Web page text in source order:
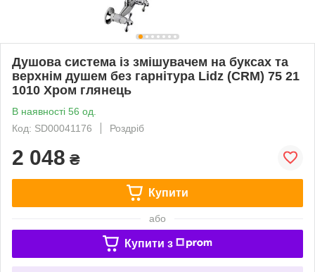
Душова система із змішувачем на буксах та
верхнім душем без гарнітура Lidz (CRM) 75 21
1010 Хром глянець
В наявності 56 од.
Код: SD00041176
Роздріб
2 048 ₴
Купити
або
Купити з